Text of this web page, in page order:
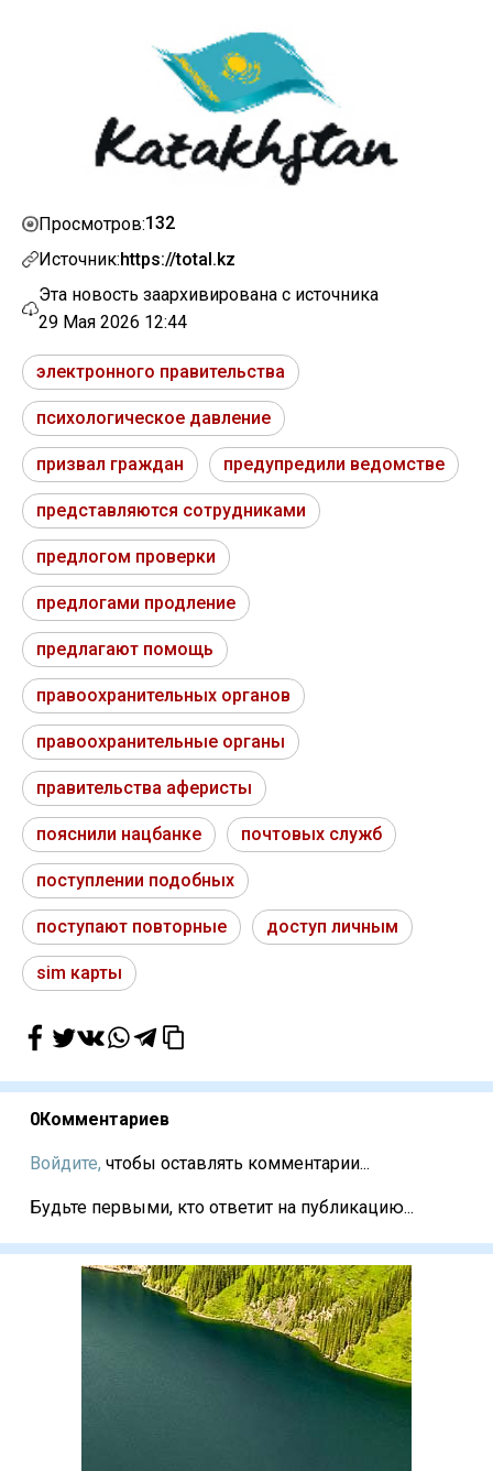
Просмотров:132
Источник:https://total.kz
Эта новость заархивирована с источника
29 Мая 2026 12:44
электронного правительства
психологическое давление
призвал граждан предупредили ведомстве
представляются сотрудниками
предлогом проверки
предлогами продление
предлагают помощь
правоохранительных органов
правоохранительные органы
правительства аферисты
пояснили нацбанке почтовых служб
поступлении подобных
поступают повторные доступ личным
sim карты
0Комментариев
Войдите, чтобы оставлять комментарии...
Будьте первыми, кто ответит на публикацию...